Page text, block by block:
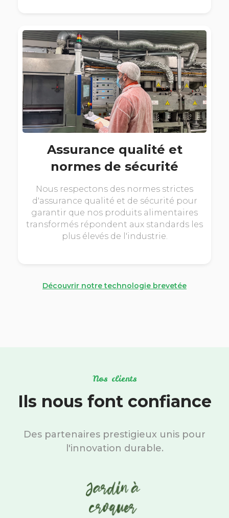
Assurance qualité et
normes de sécurité
Nous respectons des normes strictes
d'assurance qualité et de sécurité pour
garantir que nos produits alimentaires
transformés répondent aux standards les
plus élevés de l'industrie.
Découvrir notre technologie brevetée
Nos clients
Ils nous font confiance
Des partenaires prestigieux unis pour
l'innovation durable.